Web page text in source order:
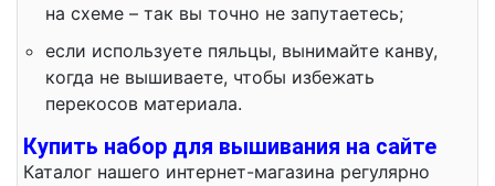
на схеме – так вы точно не запутаетесь;
если используете пяльцы, вынимайте канву,
когда не вышиваете, чтобы избежать
перекосов материала.
Купить набор для вышивания на сайте
Каталог нашего интернет-магазина регулярно